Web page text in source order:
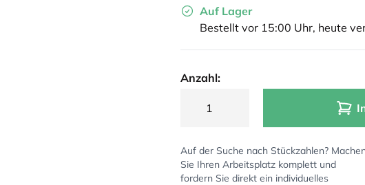
Auf Lager
Bestellt vor 15:00 Uhr, heute
Anzahl:
Auf der Suche nach Stückzahlen?
Sie Ihren Arbeitsplatz komplett und
fordern Sie direkt ein individuelles